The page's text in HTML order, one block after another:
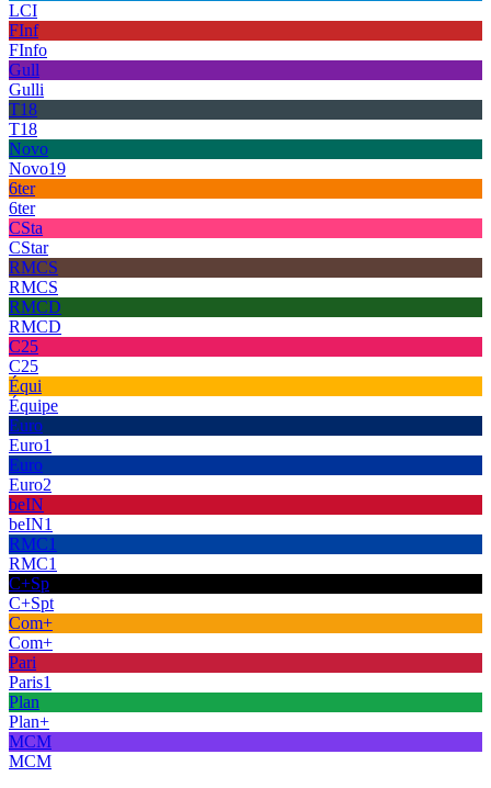
LCI
FInf
FInfo
Gull
Gulli
T18
T18
Novo
Novo19
6ter
6ter
CSta
CStar
RMCS
RMCS
RMCD
RMCD
C25
C25
Équi
Équipe
Euro
Euro1
Euro
Euro2
beIN
beIN1
RMC1
RMC1
C+Sp
C+Spt
Com+
Com+
Pari
Paris1
Plan
Plan+
MCM
MCM